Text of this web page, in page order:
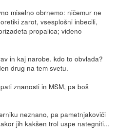
miselno obrnemo: ničemur ne
zarot, vsesplošni inbecili,
propalica; videno
in kaj narobe. kdo to obvlada?
drug na tem svetu.
znanosti in MSM, pa boš
neznano, pa pametnjakoviči
jih kakšen trol uspe nategniti...